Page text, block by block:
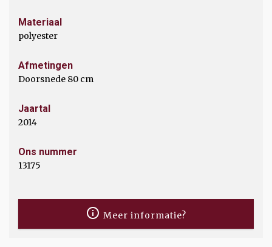
Materiaal
polyester
Afmetingen
Doorsnede 80 cm
Jaartal
2014
Ons nummer
13175
Meer informatie?